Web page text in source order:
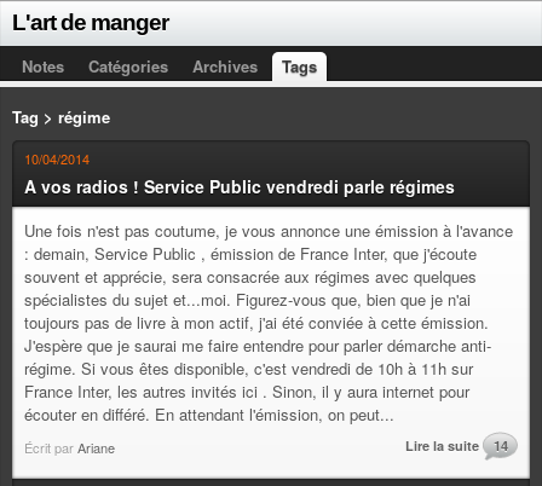
L'art de manger
Notes Catégories Archives Tags
Tag > régime
10/04/2014
A vos radios ! Service Public vendredi parle régimes
Une fois n'est pas coutume, je vous annonce une émission à l'avance
: demain, Service Public , émission de France Inter, que j'écoute
souvent et apprécie, sera consacrée aux régimes avec quelques
spécialistes du sujet et...moi. Figurez-vous que, bien que je n'ai
toujours pas de livre à mon actif, j'ai été conviée à cette émission.
J'espère que je saurai me faire entendre pour parler démarche anti-
régime. Si vous êtes disponible, c'est vendredi de 10h à 11h sur
France Inter, les autres invités ici . Sinon, il y aura internet pour
écouter en différé. En attendant l'émission, on peut...
Écrit parAriane Lire la suite 14